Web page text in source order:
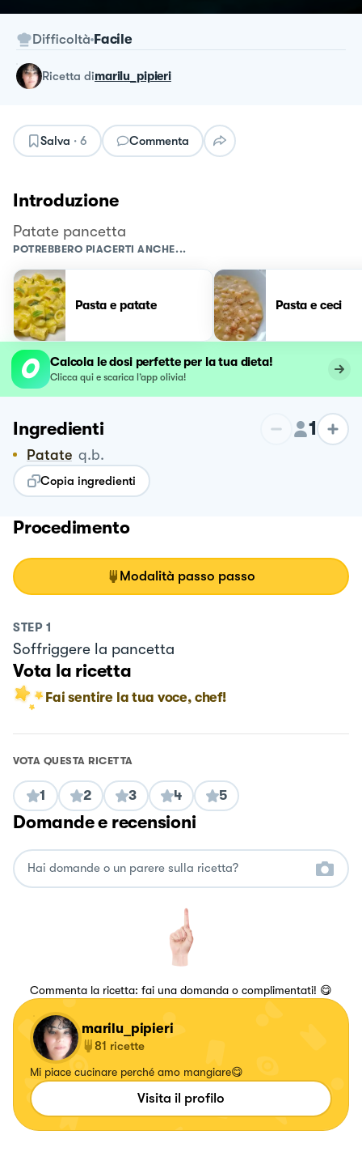
Difficoltà Facile
ricetta dimarilu_pipieri
Salva · 6 Commenta
Introduzione
Patate pancetta
POTREBBERO PIACERTI ANCHE...
Pasta e patate Pasta e ceci
Calcola le dosi perfette per la tua dieta!
Clicca qui e scarica l’app olivia!
Ingredienti 1
Patate q.b.
Copia ingredienti
Procedimento
Modalità passo passo
STEP 1
Soffriggere la pancetta
Vota la ricetta
Fai sentire la tua voce, chef!
VOTA QUESTA RICETTA
1 2 3 4 5
Domande e recensioni
Commenta la ricetta: fai una domanda o complimentati! 😋
marilu_pipieri
81 ricette
Mi piace cucinare perché amo mangiare😋
Visita il profilo